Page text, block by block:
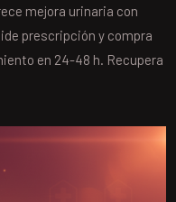
mejora urinaria con
prescripción y compra
en 24-48 h. Recupera